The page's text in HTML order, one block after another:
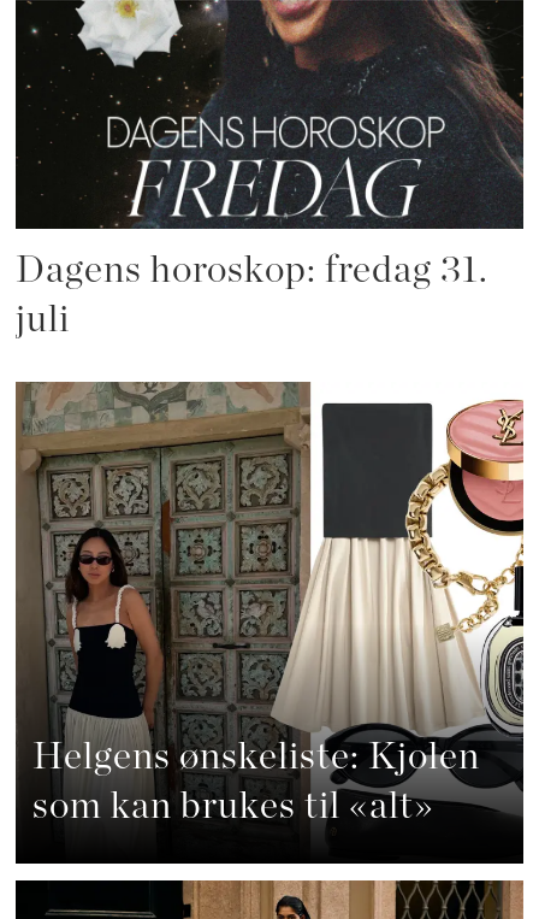
Dagens horoskop: fredag 31.
juli
Helgens ønskeliste: Kjolen
som kan brukes til «alt»